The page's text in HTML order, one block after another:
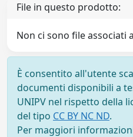
File in questo prodotto:
Non ci sono file associati
È consentito all'utente
documenti disponibili a
UNIPV nel rispetto della
del tipo CC BY NC ND.
Per maggiori